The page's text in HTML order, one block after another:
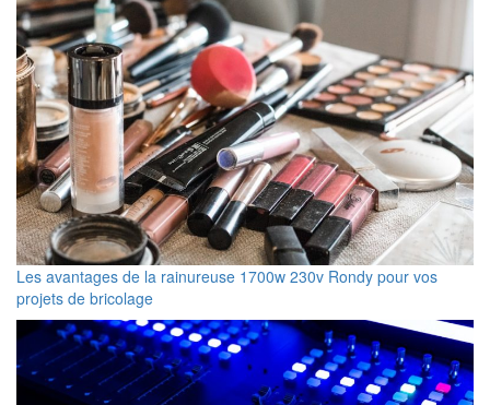
Les avantages de la rainureuse 1700w 230v Rondy pour vos
projets de bricolage